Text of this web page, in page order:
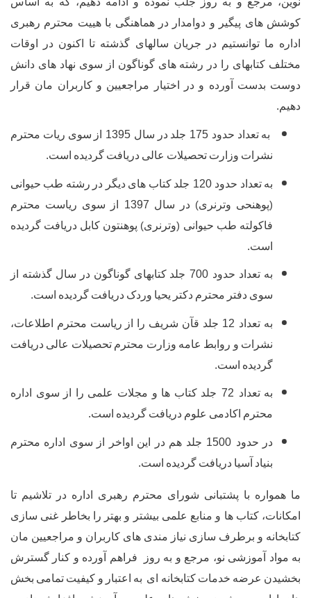
پیگیر و دوامدار در هماهنگی با هییت محترم
رهبری
در جریان سالهای گذشته تا اکنون در اوقات
را در رشته های گوناگون از سوی نهاد های دانش
آورده و در اختیار مراجعیین و کاربران مان قرار
حدود175 جلد در سال1395 از سوی ریات
محترم
وزارتتحصیلات عالیدریافت گردیده است .
حدود 120 جلد کتاب های دیگر در رشته طب حیوانی
وترنری) در سال1397 از سوی ریاست محترم
حیوانی (وترنری) پوهنتون کابل دریافت گردیده
حدود700جلد کتابهای گوناگون در سال گذشته
از
محترمدکتر یحیاوردکدریافت گردیده است .
12 جلد قآن شریف را از ریاست محترم اطلاعات،
روابطعامه وزارت محترمتحصیلاتعالیدریافت
.
72 جلد کتاب ها و مجلات علمی را از سوی اداره
اکادمیعلوم دریافت گردیده است .
1500 جلد هم در این اواخر از سوی اداره
محترم
دریافت گردیده است .
پشتبانی شورای محترم رهبری اداره در تلاشیم تا
ها و منابع علمی بیشتر و بهتر را بخاطر غنی
سازی
سازی نیاز مندی های کاربران و مراجعیین مان
نو، مرجع و به روز فراهم آورده و کنار
گسترش
خدماتکتابخانه ای بهاعتبار کیفیتتمامیبخش